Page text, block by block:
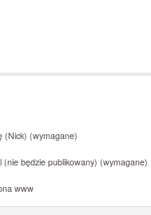
(Nick) (wymagane)
(nie będzie publikowany) (wymagane)
www